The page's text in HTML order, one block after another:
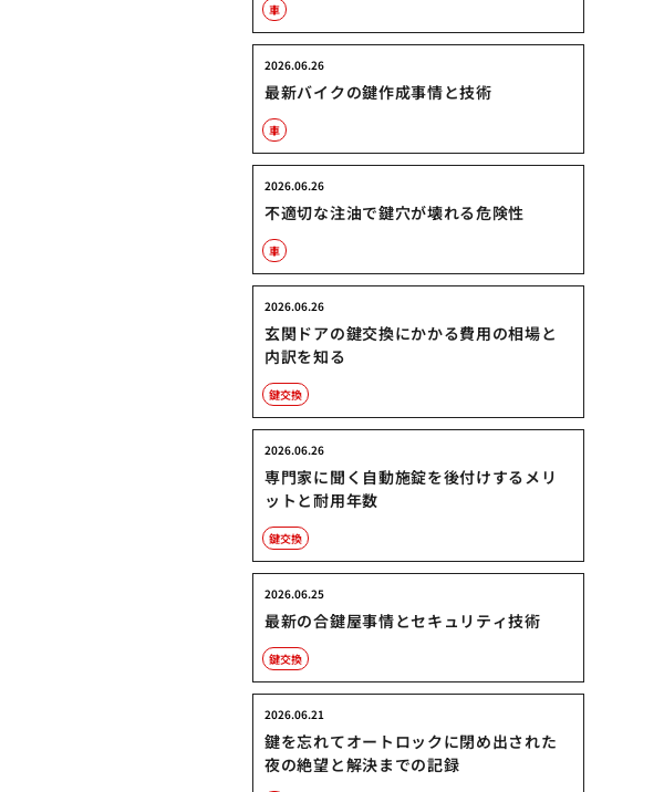
車
最新バイクの鍵作成事情と技術
2026.06.26
車
不適切な注油で鍵穴が壊れる危険性
2026.06.26
車
玄関ドアの鍵交換にかかる費用の相場と
内訳を知る
2026.06.26
鍵交換
専門家に聞く自動施錠を後付けするメリ
ットと耐用年数
2026.06.26
鍵交換
最新の合鍵屋事情とセキュリティ技術
2026.06.25
鍵交換
鍵を忘れてオートロックに閉め出された
夜の絶望と解決までの記録
2026.06.21